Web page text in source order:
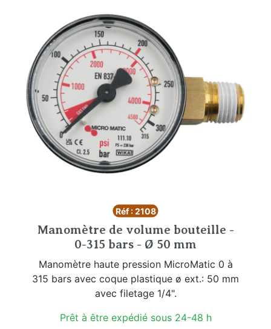
Réf : 2108
Manomètre de volume bouteille -
0-315 bars - Ø 50 mm
Manomètre haute pression MicroMatic 0 à
315 bars avec coque plastique ø ext.: 50 mm
avec filetage 1/4".
Prêt à être expédié sous 24-48 h